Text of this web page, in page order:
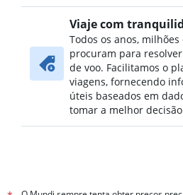
Viaje com
Todos os anos, milhões
procuram para
de voo. Facilitamos o
viagens, fornecendo
úteis baseados em
tomar a melhor